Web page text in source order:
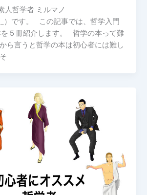
人哲学者 ミルマノ
）です。 この記事では、哲学入門
５冊紹介します。 哲学の本って難
ら言うと哲学の本は初心者には難し